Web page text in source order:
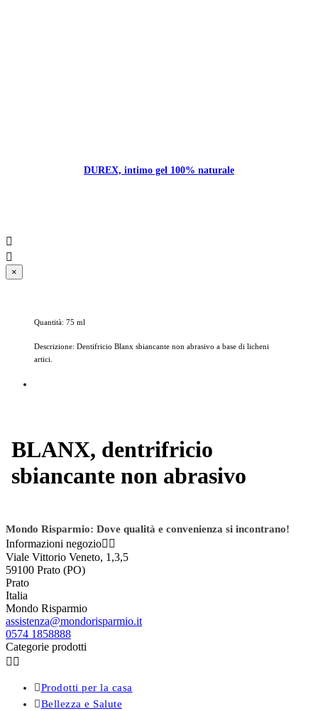
DUREX, intimo gel 100% naturale


×
Quantità: 75 ml
Descrizione: Dentifricio Blanx sbiancante non abrasivo a base di licheni
artici.
BLANX, dentrifricio
sbiancante non abrasivo
Mondo Risparmio: Dove qualità e convenienza si incontrano!
Informazioni negozio 
Viale Vittorio Veneto, 1,3,5
59100 Prato (PO)
Prato
Italia
Mondo Risparmio
assistenza@mondorisparmio.it
0574 1858888
Categorie prodotti
 
Prodotti per la casa
Bellezza e Salute